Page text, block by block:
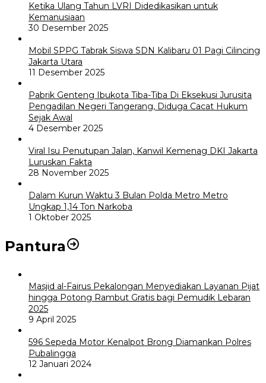
Ketika Ulang Tahun LVRI Didedikasikan untuk
Kemanusiaan
30 Desember 2025
Mobil SPPG Tabrak Siswa SDN Kalibaru 01 Pagi Cilincing
Jakarta Utara
11 Desember 2025
Pabrik Genteng Ibukota Tiba-Tiba Di Eksekusi Jurusita
Pengadilan Negeri Tangerang, Diduga Cacat Hukum
Sejak Awal
4 Desember 2025
Viral Isu Penutupan Jalan, Kanwil Kemenag DKI Jakarta
Luruskan Fakta
28 November 2025
Dalam Kurun Waktu 3 Bulan Polda Metro Metro
Ungkap 1,14 Ton Narkoba
1 Oktober 2025
Pantura
Masjid al-Fairus Pekalongan Menyediakan Layanan Pijat
hingga Potong Rambut Gratis bagi Pemudik Lebaran
2025
9 April 2025
596 Sepeda Motor Kenalpot Brong Diamankan Polres
Pubalingga
12 Januari 2024